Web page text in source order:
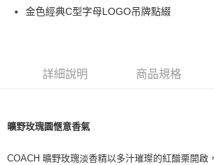
每筆NT$100，滿NT$1,000(含以上)免運費
宅配(全站)
金色經典C型字母LOGO吊牌點綴
詳細說明 商品規格
曠野玫瑰園愜意香氣
COACH 曠野玫瑰淡香精以多汁璀璨的紅醋栗開啟